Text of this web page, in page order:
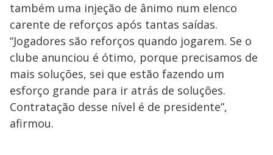
também uma injeção de ânimo num elenco
carente de reforços após tantas saídas.
“Jogadores são reforços quando jogarem. Se o
clube anunciou é ótimo, porque precisamos de
mais soluções, sei que estão fazendo um
esforço grande para ir atrás de soluções.
Contratação desse nível é de presidente”,
afirmou.